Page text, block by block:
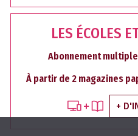
LES ÉCOLES
Abonnement
À partir de 2 magazines
+